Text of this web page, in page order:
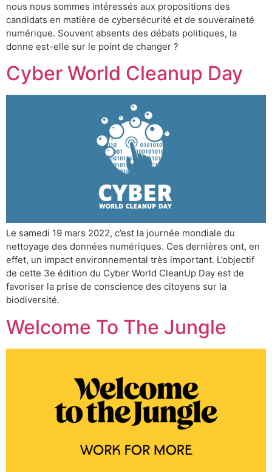
nous nous sommes intéressés aux propositions des
candidats en matière de cybersécurité et de souveraineté
numérique. Souvent absents des débats politiques, la
donne est-elle sur le point de changer ?
Cyber World Cleanup Day
Le samedi 19 mars 2022, c’est la journée mondiale du
nettoyage des données numériques. Ces dernières ont, en
effet, un impact environnemental très important. L’objectif
de cette 3e édition du Cyber World CleanUp Day est de
favoriser la prise de conscience des citoyens sur la
biodiversité.
Welcome To The Jungle